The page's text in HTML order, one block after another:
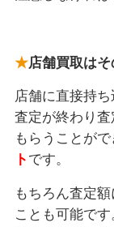
店舗買取は
店舗に直接持
査定が終わり
もらうことが
ト です。
もちろん査定
ことも可能で